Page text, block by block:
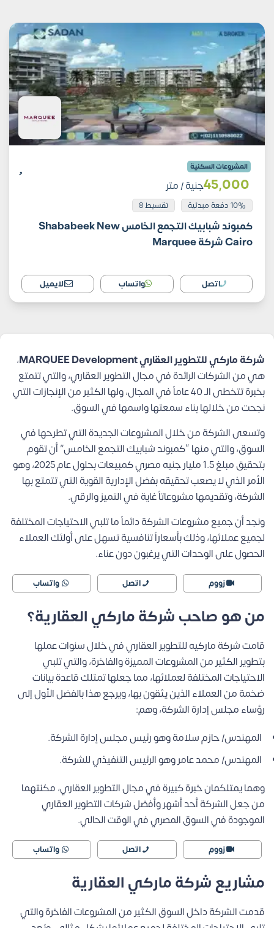
المشروعات السكنية
45٬000جنية/ متر
10% دفعة مبدئية تقسيط 8
كمبوند شبابيك التجمع الخامس Shababeek New
Cairo شركة Marquee
اتصل واتساب الايميل
شركة ماركي للتطوير العقاري MARQUEE Development
،
هي من الشركات الرائدة في مجال التطوير العقاري، والتي تتمتع
بخبرة تتخطى الـ 40 عاماً في المجال، ولها الكثير من الإنجازات التي
نجحت من خلالها بناء سمعتها واسمها في السوق.
وتسعى الشركة من خلال المشروعات الجديدة التي تطرحها في
السوق، والتي منها “كمبوند شبابيك التجمع الخامس” أن تقوم
بتحقيق مبلغ 1.5 مليار جنيه مصري كمبيعات بحلول عام 2025، وهو
الأمر الذي لا يصعب تحقيقه بفضل الإدارية القوية التي تتمتع بها
الشركة، وتقديمها مشروعاتاً غاية في التميز والرقي.
ونجد أن جميع مشروعات الشركة دائماً ما تلبي الاحتياجات المختلفة
لجميع عملائها، وذلك بأسعاراً تنافسية تسهل على أولئك العملاء
الحصول على الوحدات التي يرغبون دون عناء.
زووم اتصل واتساب
من هو صاحب شركة ماركي العقارية؟
قامت شركة ماركيه للتطوير العقاري في خلال سنوات عملها
بتطوير الكثير من المشروعات المميزة والفاخرة، والتي تلبي
الاحتياجات المختلفة لعملائها، مما جعلها تمتلك قاعدة بيانات
ضخمة من العملاء الذين يثقون بها، ويرجع هذا بالفضل الأول إلى
رؤساء مجلس إدارة الشركة، وهم:
المهندس/ حازم سلامة وهو رئيس مجلس إدارة الشركة.
المهندس/ محمد عامر وهو الرئيس التنفيذي للشركة.
وهما يمتلكمان خبرة كبيرة في مجال التطوير العقاري، مكنتهما
من جعل الشركة أحد أشهر وأفضل شركات التطوير العقاري
الموجودة في السوق المصري في الوقت الحالي.
زووم اتصل واتساب
مشاريع شركة ماركي العقارية
قدمت الشركة داخل السوق الكثير من المشروعات الفاخرة والتي